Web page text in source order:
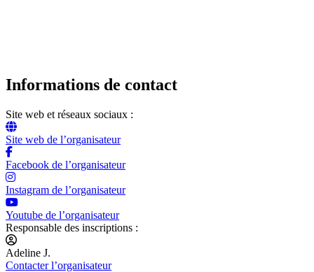
Informations de contact
Site web et réseaux sociaux :
Site web de l’organisateur
Facebook de l’organisateur
Instagram de l’organisateur
Youtube de l’organisateur
Responsable des inscriptions :
Adeline J.
Contacter l’organisateur